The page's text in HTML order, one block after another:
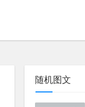
随机图文